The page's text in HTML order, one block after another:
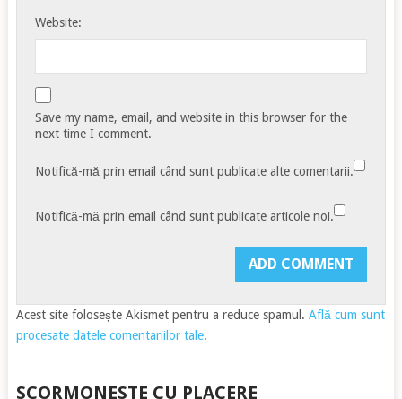
Website:
Save my name, email, and website in this browser for the
next time I comment.
Notifică-mă prin email când sunt publicate alte comentarii.
Notifică-mă prin email când sunt publicate articole noi.
Acest site folosește Akismet pentru a reduce spamul. Află cum sunt
procesate datele comentariilor tale.
SCORMONESTE CU PLACERE